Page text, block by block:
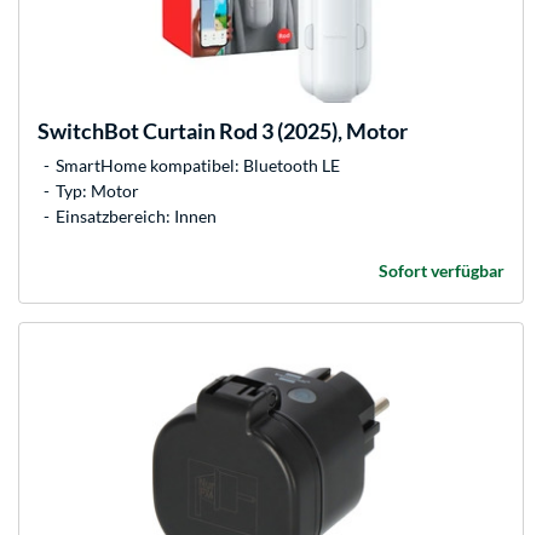
SwitchBotCurtain Rod 3 (2025), Motor
SmartHome kompatibel: Bluetooth LE
Typ: Motor
Einsatzbereich: Innen
Sofort verfügbar